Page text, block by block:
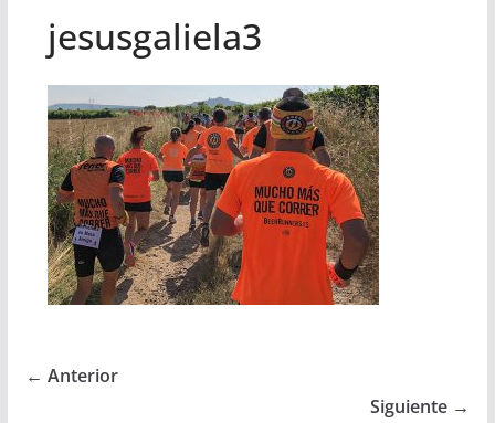
jesusgaliela3
← Anterior
Siguiente →